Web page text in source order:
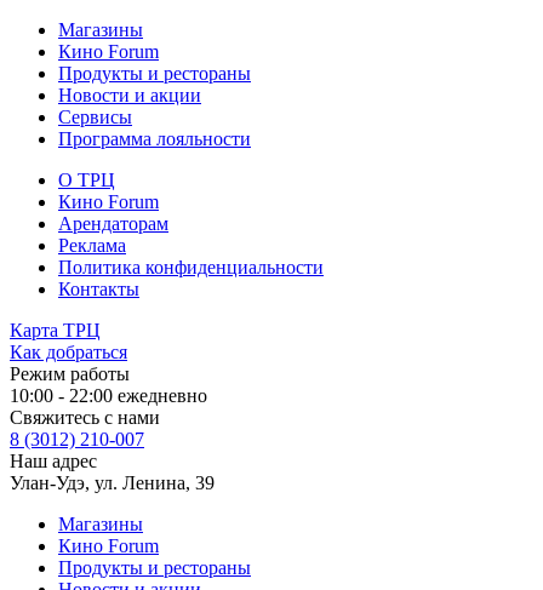
Магазины
Кино Forum
Продукты и рестораны
Новости и акции
Сервисы
Программа лояльности
О ТРЦ
Кино Forum
Арендаторам
Реклама
Политика конфиденциальности
Контакты
Карта ТРЦ
Как добраться
Режим работы
10:00 - 22:00 ежедневно
Свяжитесь с нами
8 (3012) 210-007
Наш адрес
Улан-Удэ, ул. Ленина, 39
Магазины
Кино Forum
Продукты и рестораны